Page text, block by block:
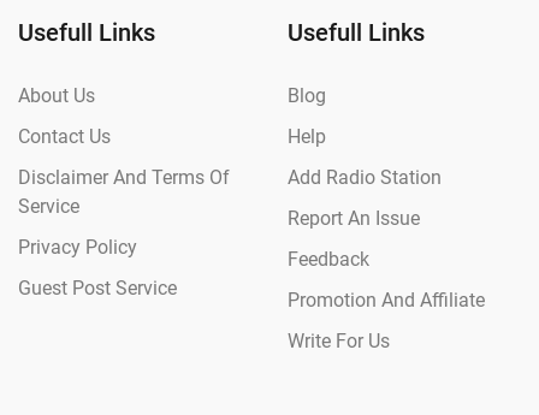
Usefull Links
About Us
Contact Us
Disclaimer And Terms Of
Service
Privacy Policy
Guest Post Service
Usefull Links
Blog
Help
Add Radio Station
Report An Issue
Feedback
Promotion And Affiliate
Write For Us